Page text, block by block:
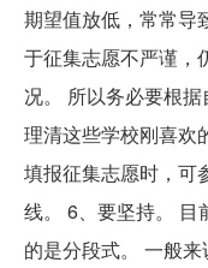
期望值放低，常常导
于征集志愿不严谨，
况。 所以务必要根
理清这些学校刚喜欢
填报征集志愿时，可
线。 6、要坚持。 目
的是分段式。 一般